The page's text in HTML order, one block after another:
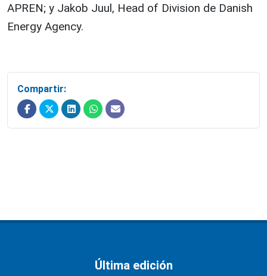
APREN; y Jakob Juul, Head of Division de Danish
Energy Agency.
Compartir:
Última edición